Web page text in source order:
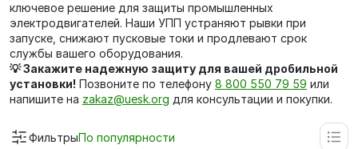
ключевое решение для защиты промышленных
электродвигателей. Наши УПП устраняют рывки при
запуске, снижают пусковые токи и продлевают срок
службы вашего оборудования.
💡 Закажите надежную защиту для вашей дробильной
установки! Позвоните по телефону 8 800 550 79 59 или
напишите на zakaz@uesk.org для консультации и покупки.
ФильтрыПо популярности